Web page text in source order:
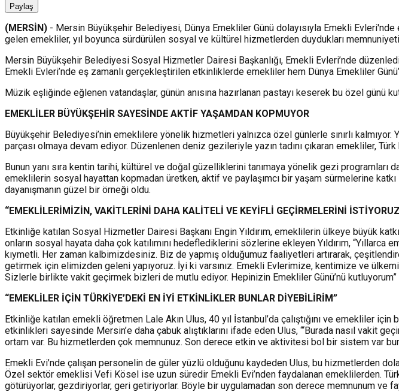
Paylaş
(MERSİN) - Mersin Büyükşehir Belediyesi, Dünya Emekliler Günü dolayısıyla Emekli
gelen emekliler, yıl boyunca sürdürülen sosyal ve kültürel hizmetlerden duydukları
Mersin Büyükşehir Belediyesi Sosyal Hizmetler Dairesi Başkanlığı, Emekli Evleri’nde
Emekli Evleri’nde eş zamanlı gerçekleştirilen etkinliklerde emekliler hem Dünya Emekliler
Müzik eşliğinde eğlenen vatandaşlar, günün anısına hazırlanan pastayı keserek bu özel günü
EMEKLİLER BÜYÜKŞEHİR SAYESİNDE AKTİF YAŞAMDAN KOPMUYOR
Büyükşehir Belediyesi’nin emeklilere yönelik hizmetleri yalnızca özel günlerle sınırlı
parçası olmaya devam ediyor. Düzenlenen deniz gezileriyle yazın tadını çıkaran emekliler,
Bunun yanı sıra kentin tarihi, kültürel ve doğal güzelliklerini tanımaya yönelik gezi
emeklilerin sosyal hayattan kopmadan üretken, aktif ve paylaşımcı bir yaşam sürmelerine
dayanışmanın güzel bir örneği oldu.
“EMEKLİLERİMİZİN, VAKİTLERİNİ DAHA KALİTELİ VE KEYİFLİ GEÇİRMELERİNİ
Etkinliğe katılan Sosyal Hizmetler Dairesi Başkanı Engin Yıldırım, emeklilerin ülkeye büyük
onların sosyal hayata daha çok katılımını hedeflediklerini sözlerine ekleyen Yıldırım,
kıymetli. Her zaman kalbimizdesiniz. Biz de yapmış olduğumuz faaliyetleri artırarak,
getirmek için elimizden geleni yapıyoruz. İyi ki varsınız. Emekli Evlerimize, kentimize ve
Sizlerle birlikte vakit geçirmek bizleri de mutlu ediyor. Hepinizin Emekliler Günü’nü kutluyorum”
“EMEKLİLER İÇİN TÜRKİYE’DEKİ EN İYİ ETKİNLİKLER BUNLAR DİYEBİLİRİM”
Etkinliğe katılan emekli öğretmen Lale Akın Ulus, 40 yıl İstanbul’da çalıştığını ve emekliler
etkinlikleri sayesinde Mersin’e daha çabuk alıştıklarını ifade eden Ulus, “‘Burada nasıl vakit
ortam var. Bu hizmetlerden çok memnunuz. Son derece etkin ve aktivitesi bol bir sistem var
Emekli Evi’nde çalışan personelin de güler yüzlü olduğunu kaydeden Ulus, bu hizmetlerden
Özel sektör emeklisi Vefi Kösel ise uzun süredir Emekli Evi’nden faydalanan emeklilerden.
götürüyorlar, gezdiriyorlar, geri getiriyorlar. Böyle bir uygulamadan son derece memnunum ve